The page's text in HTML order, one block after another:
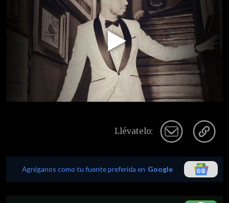
Play
Video
Llévatelo:
Agréganos como tu fuente preferida en Google